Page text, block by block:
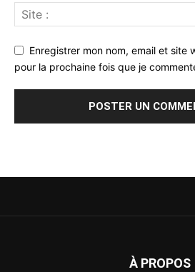
Enregistrer mon nom, email et site
pour la prochaine fois que je
À PROPOS